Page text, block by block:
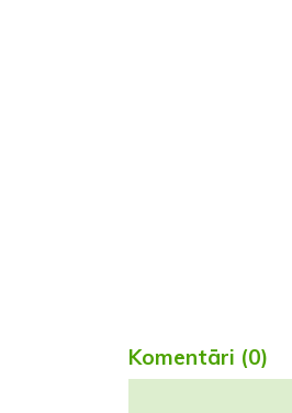
Komentāri (0)